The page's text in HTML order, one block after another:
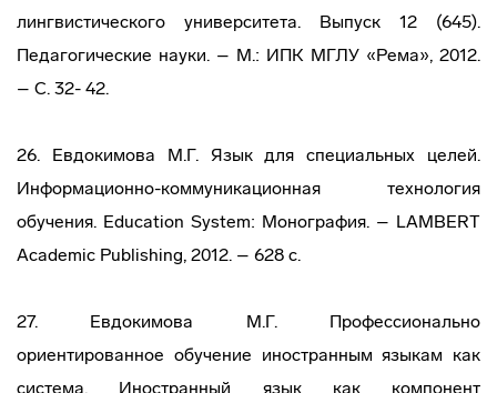
лингвистического университета. Выпуск 12 (645).
Педагогические науки. – М.: ИПК МГЛУ «Рема», 2012.
– С. 32- 42.
26. Евдокимова М.Г. Язык для специальных целей.
Информационно-коммуникационная технология
обучения. Education System: Монография. – LAMBERT
Academic Publishing, 2012. – 628 с.
27. Евдокимова М.Г. Профессионально
ориентированное обучение иностранным языкам как
система. Иностранный язык как компонент